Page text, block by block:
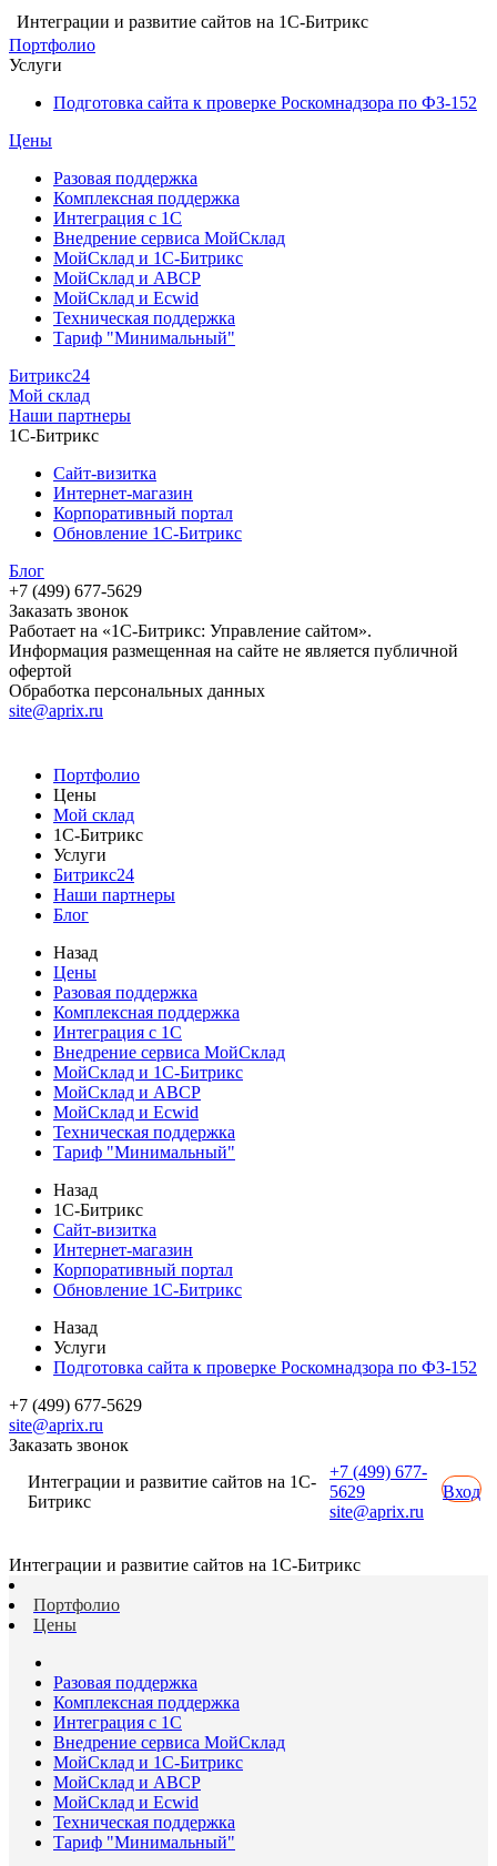
Интеграции и развитие сайтов на 1С-Битрикс
Портфолио
Услуги
Подготовка сайта к проверке Роскомнадзора по ФЗ-152
Цены
Разовая поддержка
Комплексная поддержка
Интеграция с 1С
Внедрение сервиса МойСклад
МойСклад и 1С-Битрикс
МойСклад и ABCP
МойСклад и Ecwid
Техническая поддержка
Тариф "Минимальный"
Битрикс24
Мой склад
Наши партнеры
1С-Битрикс
Сайт-визитка
Интернет-магазин
Корпоративный портал
Обновление 1С-Битрикс
Блог
+7 (499) 677-5629
Заказать звонок
Работает на «1С-Битрикс: Управление сайтом».
Информация размещенная на сайте не является публичной
офертой
Обработка персональных данных
site@aprix.ru
Портфолио
Цены
Мой склад
1С-Битрикс
Услуги
Битрикс24
Наши партнеры
Блог
Назад
Цены
Разовая поддержка
Комплексная поддержка
Интеграция с 1С
Внедрение сервиса МойСклад
МойСклад и 1С-Битрикс
МойСклад и ABCP
МойСклад и Ecwid
Техническая поддержка
Тариф "Минимальный"
Назад
1С-Битрикс
Сайт-визитка
Интернет-магазин
Корпоративный портал
Обновление 1С-Битрикс
Назад
Услуги
Подготовка сайта к проверке Роскомнадзора по ФЗ-152
+7 (499) 677-5629
site@aprix.ru
Заказать звонок
Интеграции и развитие сайтов на 1С-
Битрикс
+7 (499) 677-
5629
site@aprix.ru
Вход
Интеграции и развитие сайтов на 1С-Битрикс
Портфолио
Цены
Разовая поддержка
Комплексная поддержка
Интеграция с 1С
Внедрение сервиса МойСклад
МойСклад и 1С-Битрикс
МойСклад и ABCP
МойСклад и Ecwid
Техническая поддержка
Тариф "Минимальный"